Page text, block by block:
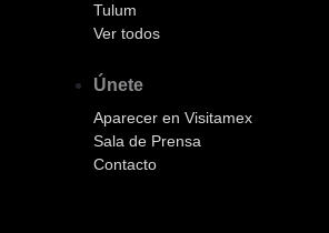
Tulum
Ver todos
Únete
Aparecer en Visitamex
Sala de Prensa
Contacto